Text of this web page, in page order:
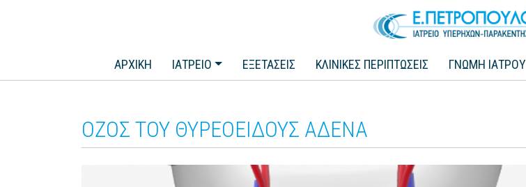
ΑΡΧΙΚΗ ΙΑΤΡΕΙΟ ΕΞΕΤΑΣΕΙΣ ΚΛΙΝΙΚΕΣ ΠΕΡΙΠΤΩΣΕΙΣ ΓΝΩΜΗ ΙΑΤΡΟΥ
ΟΖΟΣ ΤΟΥ ΘΥΡΕΟΕΙΔΟΥΣ ΑΔΕΝΑ